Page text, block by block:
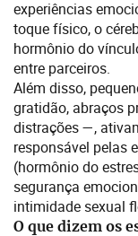
experiências
toque físico, o
hormônio do
entre parceiros.
Além disso,
gratidão, abraços
distrações —,
responsável pelas
(hormônio do
segurança
intimidade sexual
O que dizem os